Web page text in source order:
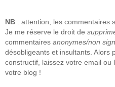
NB : attention, les commentaires
Je me réserve le droit de
commentaires anonymes/non
désobligeants et insultants. Alors
constructif, laissez votre email ou
votre blog !